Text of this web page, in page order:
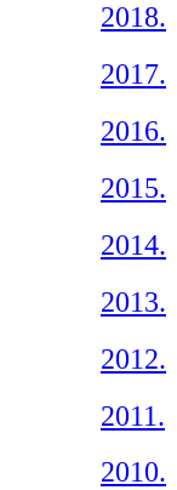
2018.
2017.
2016.
2015.
2014.
2013.
2012.
2011.
2010.